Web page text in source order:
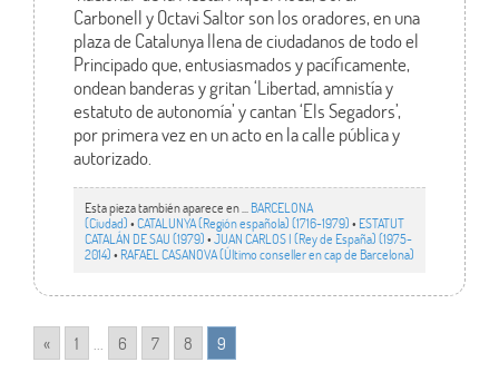
Carbonell y Octavi Saltor son los oradores, en una
plaza de Catalunya llena de ciudadanos de todo el
Principado que, entusiasmados y pacíficamente,
ondean banderas y gritan ‘Libertad, amnistía y
estatuto de autonomía’ y cantan ‘Els Segadors’,
por primera vez en un acto en la calle pública y
autorizado.
Esta pieza también aparece en ... BARCELONA
(Ciudad)•CATALUNYA (Región española) (1716-1979)• ESTATUT
CATALÁN DE SAU (1979)•JUAN CARLOS I (Rey de España) (1975-
2014)• RAFAEL CASANOVA (Último conseller en cap de Barcelona)
« 1 ... 6 7 8 9